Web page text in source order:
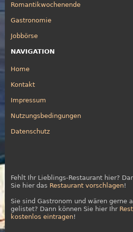
Romantikwochenende
Gastronomie
Jobbörse
NAVIGATION
Home
Kontakt
Impressum
Nutzungsbedingungen
Datenschutz
Fehlt Ihr Lieblings-Restaurant hier?
Sie hier das Restaurant vorschlagen!
Sie sind Gastronom und wären gerne
gelistet? Dann können Sie hier Ihr
kostenlos eintragen!